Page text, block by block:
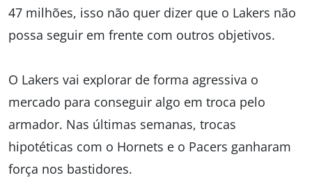
47 milhões, isso não quer dizer que o Lakers não
possa seguir em frente com outros objetivos.
O Lakers vai explorar de forma agressiva o
mercado para conseguir algo em troca pelo
armador. Nas últimas semanas, trocas
hipotéticas com o Hornets e o Pacers ganharam
força nos bastidores.